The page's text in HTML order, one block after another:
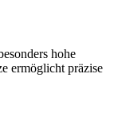
hohe
ermöglicht präzise